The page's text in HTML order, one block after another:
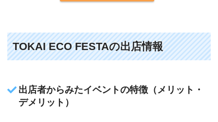
TOKAI ECO FESTAの出店情報
出店者からみたイベントの特徴（メリット・
デメリット）